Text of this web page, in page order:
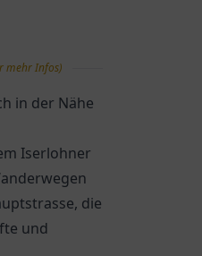
mehr Infos)
in der Nähe
Iserlohner
die
und